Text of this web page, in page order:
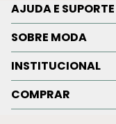
AJUDA E SUPORTE
SOBRE MODA
INSTITUCIONAL
COMPRAR